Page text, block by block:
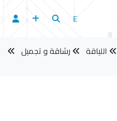
E
اللياقة
رشاقة و تجميل